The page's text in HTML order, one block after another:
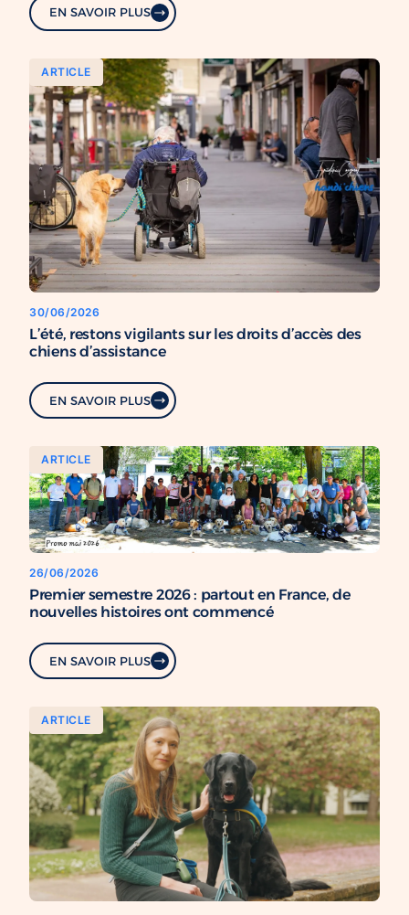
EN SAVOIR PLUS
ARTICLE
30/06/2026
L’été, restons vigilants sur les droits d’accès des
chiens d’assistance
EN SAVOIR PLUS
ARTICLE
26/06/2026
Premier semestre 2026 : partout en France, de
nouvelles histoires ont commencé
EN SAVOIR PLUS
ARTICLE